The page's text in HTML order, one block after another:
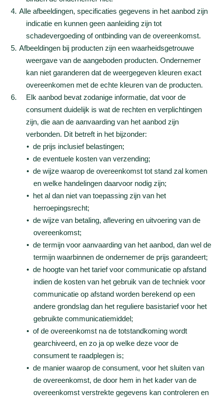
Alle afbeeldingen, specificaties gegevens in het aanbod zijn
indicatie en kunnen geen aanleiding zijn tot
schadevergoeding of ontbinding van de overeenkomst.
Afbeeldingen bij producten zijn een waarheidsgetrouwe
weergave van de aangeboden producten. Ondernemer
kan niet garanderen dat de weergegeven kleuren exact
overeenkomen met de echte kleuren van de producten.
Elk aanbod bevat zodanige informatie, dat voor de
consument duidelijk is wat de rechten en verplichtingen
zijn, die aan de aanvaarding van het aanbod zijn
verbonden. Dit betreft in het bijzonder:
de prijs inclusief belastingen;
de eventuele kosten van verzending;
de wijze waarop de overeenkomst tot stand zal komen
en welke handelingen daarvoor nodig zijn;
het al dan niet van toepassing zijn van het
herroepingsrecht;
de wijze van betaling, aflevering en uitvoering van de
overeenkomst;
de termijn voor aanvaarding van het aanbod, dan wel de
termijn waarbinnen de ondernemer de prijs garandeert;
de hoogte van het tarief voor communicatie op afstand
indien de kosten van het gebruik van de techniek voor
communicatie op afstand worden berekend op een
andere grondslag dan het reguliere basistarief voor het
gebruikte communicatiemiddel;
of de overeenkomst na de totstandkoming wordt
gearchiveerd, en zo ja op welke deze voor de
consument te raadplegen is;
de manier waarop de consument, voor het sluiten van
de overeenkomst, de door hem in het kader van de
overeenkomst verstrekte gegevens kan controleren en